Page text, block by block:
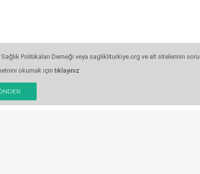
Politikaları Derneği veya saglikliturkiye.org ve alt sitelerinin
okumak içintıklayınız